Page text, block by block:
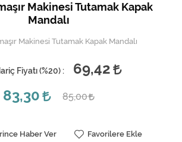
Soğutma Sistemleri
Şofben ve Termosifon
Makinesi Tutamak Kapak
Mandalı
Makinesi Tutamak Kapak Mandalı
Fiyatı (%20) :
69,42
83,30
85,00
Haber Ver
Favorilere Ekle